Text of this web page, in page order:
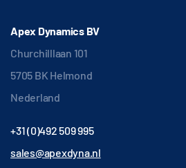
Apex Dynamics BV
Churchilllaan 101
5705 BK Helmond
Nederland
+31 (0)492 509 995
sales@apexdyna.nl